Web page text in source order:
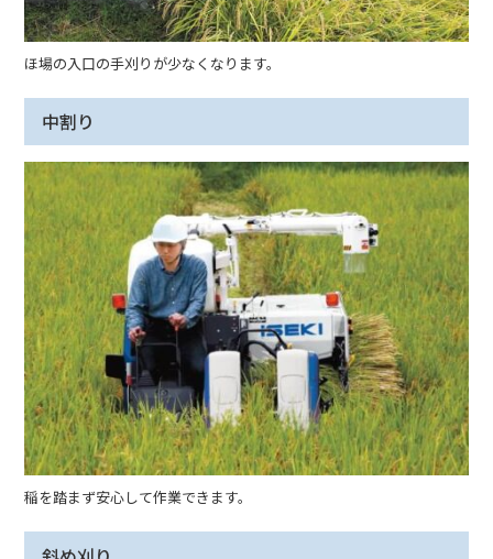
ほ場の入口の手刈りが少なくなります。
中割り
稲を踏まず安心して作業できます。